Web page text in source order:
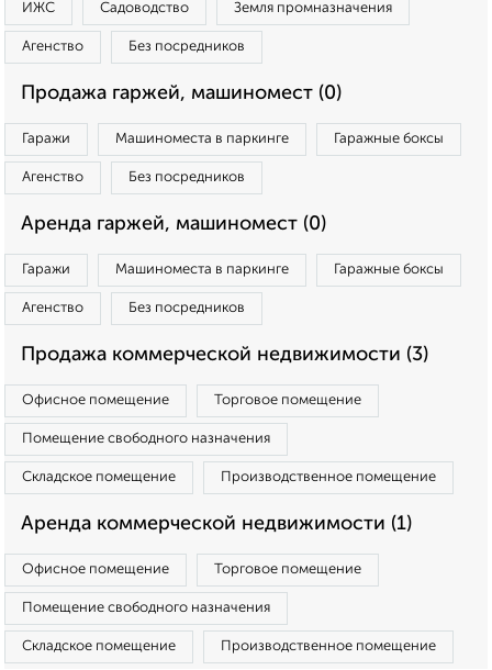
ИЖС Садоводство Земля промназначения
Агенство Без посредников
Продажа гаржей, машиномест (0)
Гаражи Машиноместа в паркинге Гаражные боксы
Агенство Без посредников
Аренда гаржей, машиномест (0)
Гаражи Машиноместа в паркинге Гаражные боксы
Агенство Без посредников
Продажа коммерческой недвижимости (3)
Офисное помещение Торговое помещение
Помещение свободного назначения
Складское помещение Производственное помещение
Аренда коммерческой недвижимости (1)
Офисное помещение Торговое помещение
Помещение свободного назначения
Складское помещение Производственное помещение